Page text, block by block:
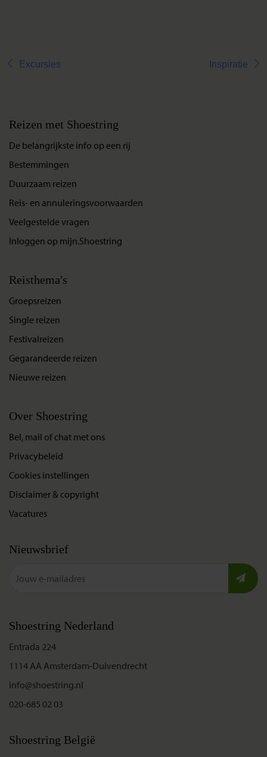
Excursies Inspiratie
Reizen met Shoestring
De belangrijkste info op een rij
Bestemmingen
Duurzaam reizen
Reis- en annuleringsvoorwaarden
Veelgestelde vragen
Inloggen op mijn.Shoestring
Reisthema's
Groepsreizen
Single reizen
Festivalreizen
Gegarandeerde reizen
Nieuwe reizen
Over Shoestring
Bel, mail of chat met ons
Privacybeleid
Cookies instellingen
Disclaimer & copyright
Vacatures
Nieuwsbrief
Shoestring Nederland
Entrada 224
1114 AA Amsterdam-Duivendrecht
info@shoestring.nl
020-685 02 03
Shoestring België